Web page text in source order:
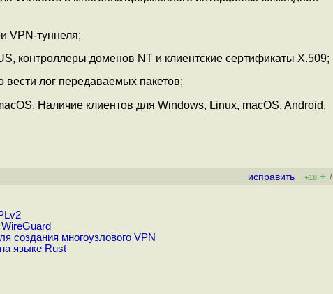
VPN-туннеля;
контроллеры доменов NT и клиентские сертификаты X.509;
лог передаваемых пакетов;
Наличие клиентов для Windows, Linux, macOS, Android,
исправить +18 + /
создания многоузлового VPN
языке Rust